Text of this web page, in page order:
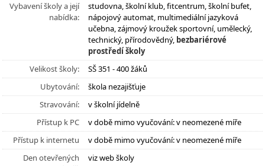
Vybavení školy a její
nabídka:
studovna, školní klub, fitcentrum, školní bufet,
nápojový automat, multimediální jazyková
učebna, zájmový kroužek sportovní, umělecký,
technický, přírodovědný, bezbariérové
prostředí školy
Velikost školy:
SŠ 351 - 400 žáků
Ubytování:
škola nezajišťuje
Stravování:
v školní jídelně
Přístup k PC
v době mimo vyučování: v neomezené míře
Přístup k internetu
v době mimo vyučování: v neomezené míře
Den otevřených
viz web školy